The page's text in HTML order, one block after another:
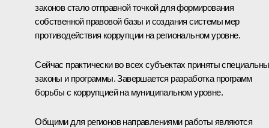
законов стало отправной точкой для формирования
собственной правовой базы и создания системы мер
противодействия коррупции на региональном уровне.
Сейчас практически во всех субъектах приняты
законы и программы. Завершается разработка программ
борьбы с коррупцией на муниципальном уровне.
Общими для регионов направлениями работы являются